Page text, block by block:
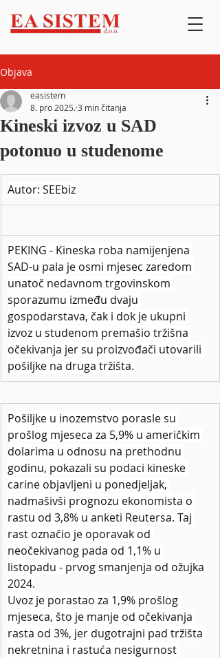
Objava
Kineski izvoz u SAD
potonuo u studenome
easistem
8. pro 2025.3 min čitanja
Autor: SEEbiz
PEKING - Kineska roba namijenjena
SAD-u pala je osmi mjesec zaredom
unatoč nedavnom trgovinskom
sporazumu između dvaju
gospodarstava, čak i dok je ukupni
izvoz u studenom premašio tržišna
očekivanja jer su proizvođači utovarili
pošiljke na druga tržišta.
Pošiljke u inozemstvo porasle su
prošlog mjeseca za 5,9% u američkim
dolarima u odnosu na prethodnu
godinu, pokazali su podaci kineske
carine objavljeni u ponedjeljak,
nadmašivši prognozu ekonomista o
rastu od 3,8% u anketi Reutersa. Taj
rast označio je oporavak od
neočekivanog pada od 1,1% u
listopadu - prvog smanjenja od ožujka
2024.
Uvoz je porastao za 1,9% prošlog
mjeseca, što je manje od očekivanja
rasta od 3%, jer dugotrajni pad tržišta
nekretnina i rastuća nesigurnost